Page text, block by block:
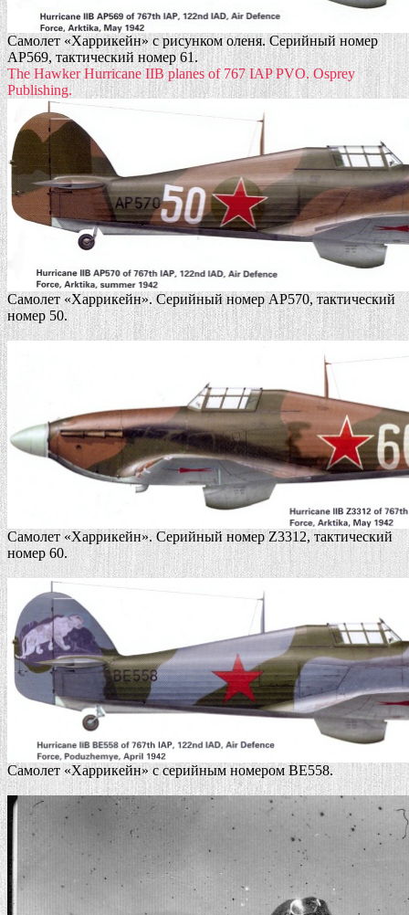
Самолет «Харрикейн» с рисунком оленя. Серийный номер
AP569, тактический номер 61.
The Hawker Hurricane IIB planes of 767 IAP PVO. Osprey
Publishing.
Самолет «Харрикейн». Серийный номер AP570, тактический
номер 50.
Самолет «Харрикейн». Серийный номер Z3312, тактический
номер 60.
Самолет «Харрикейн» с серийным номером BE558.